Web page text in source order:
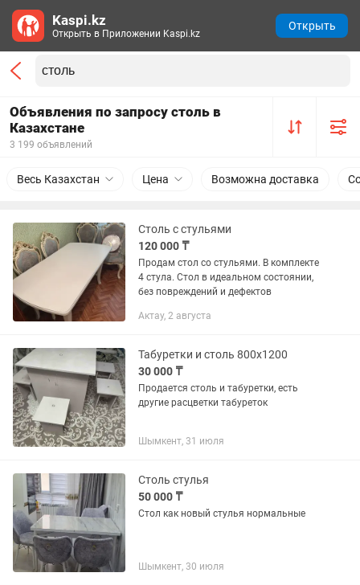
Объявления по запросу столь в
Казахстане
3 199 объявлений
Весь Казахстан Цена Возможна доставка
Столь с стульями
120 000 ₸
Продам стол со стульями. В комплекте
4 стула. Стол в идеальном состоянии,
без повреждений и дефектов
Актау, 2 августа
Табуретки и столь 800х1200
30 000 ₸
Продается столь и табуретки, есть
другие расцветки табуреток
Шымкент, 31 июля
Столь стулья
50 000 ₸
Стол как новый стулья нормальные
Шымкент, 30 июля
Kaspi.kz
Открыть в Приложении Kaspi.kz
Открыть